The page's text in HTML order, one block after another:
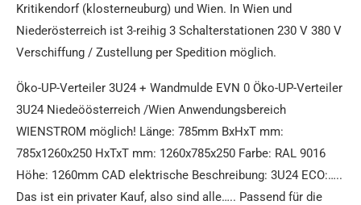
Kritikendorf (klosterneuburg) und Wien. In Wien und
Niederösterreich ist 3-reihig 3 Schalterstationen 230 V 380 V
Verschiffung / Zustellung per Spedition möglich.
Öko-UP-Verteiler 3U24 + Wandmulde EVN 0 Öko-UP-Verteiler
3U24 Niedeöösterreich /Wien Anwendungsbereich
WIENSTROM möglich! Länge: 785mm BxHxT mm:
785x1260x250 HxTxT mm: 1260x785x250 Farbe: RAL 9016
Höhe: 1260mm CAD elektrische Beschreibung: 3U24 ECO:…..
Das ist ein privater Kauf, also sind alle….. Passend für die